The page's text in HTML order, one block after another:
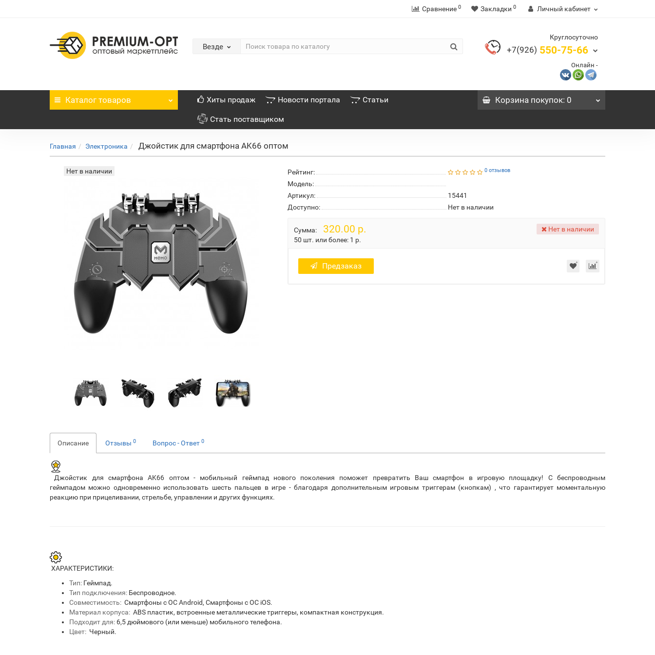
Сравнение 0 Закладки 0 Личный кабинет
Везде
Круглосуточно
+7(926) 550-75-66
Онлайн -
Каталог товаров Хиты продаж Новости портала Статьи
Стать поставщиком
Корзинапокупок: 0
Главная Электроника Джойстик для смартфона AK66 оптом
Нет в наличии Рейтинг: 0 отзывов
Модель:
Артикул:
15441
Доступно:
Нет в наличии
Сумма: 320.00 р.
50 шт. или более: 1 р.
Нет в наличии
Предзаказ
Описание Отзывы 0 Вопрос - Ответ 0
Джойстик для смартфона AK66 оптом - мобильный геймпад нового поколения поможет превратить Ваш смартфон в игровую площадку! С беспроводным
геймпадом можно одновременно использовать шесть пальцев в игре - благодаря дополнительным игровым триггерам (кнопкам) , что гарантирует моментальную
реакцию при прицеливании, стрельбе, управлении и других функциях.
ХАРАКТЕРИСТИКИ:
Тип: Геймпад.
Тип подключения: Беспроводное.
Совместимость: Смартфоны с ОС Android, Смартфоны с ОС iOS.
Материал корпуса: ABS пластик, встроенные металлические триггеры, компактная конструкция.
Подходит для: 6,5 дюймового (или меньше) мобильного телефона.
Цвет: Черный.